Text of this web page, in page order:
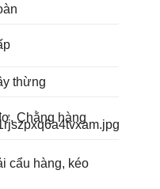
thừng
Chằng hàng
cẩu hàng, kéo